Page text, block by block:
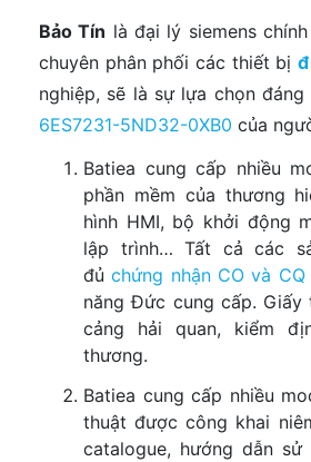
Bảo Tín là đại lý siemens
chuyên phân phối các thiết bị
nghiệp, sẽ là sự lựa chọn
6ES7231-5ND32-0XB0 của
Batiea cung cấp nhiều
phần mềm của thương
hình HMI, bộ khởi động
lập trình… Tất cả các
đủchứng nhận CO và CQ
năng Đức cung cấp. Giấy
cảng hải quan, kiểm
thương.
Batiea cung cấp nhiều
thuật được công khai
catalogue, hướng dẫn sử